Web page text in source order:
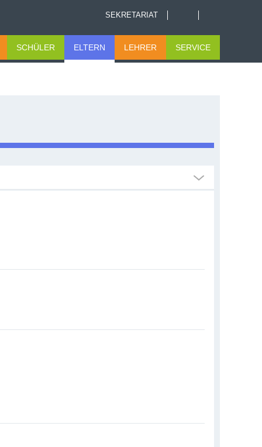
SEKRETARIAT
SCHÜLER ELTERN LEHRER SERVICE